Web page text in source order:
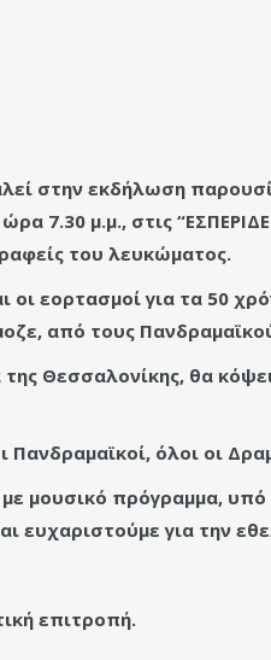
στην εκδήλωση
7.30 μ.μ., στις
του λευκώματος.
εορτασμοί για τα 50
από τους
Θεσσαλονίκης, θα
Πανδραμαϊκοί, όλοι οι
μουσικό πρόγραμμα,
ευχαριστούμε για την
επιτροπή.